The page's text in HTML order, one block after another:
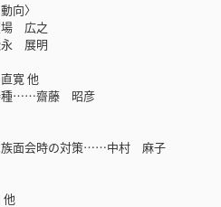
向〉
場 広之
永 展明
寛 他
種……齋藤 昭彦
族面会時の対策……中村 麻子